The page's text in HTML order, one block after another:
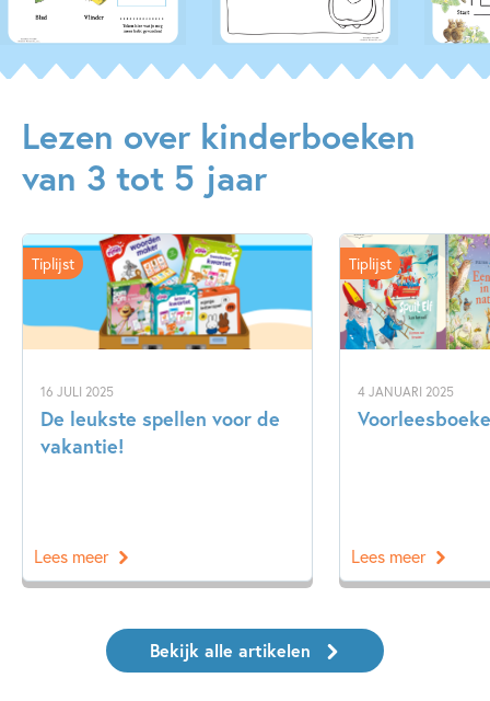
Lezen over kinderboeken
van 3 tot 5 jaar
16 JULI 2025
De leukste spellen voor de
vakantie!
Tiplijst
Lees meer
4 JANUARI 2025
Tiplijst
Lees meer
Bekijk alle artikelen